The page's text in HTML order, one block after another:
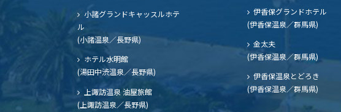
小諸グランドキャッスルホテ
ル
(小諸温泉／長野県)
ホテル水明館
(湯田中渋温泉／長野県)
上諏訪温泉 油屋旅館
(上諏訪温泉／長野県)
伊香保グランドホテル
(伊香保温泉／群馬県)
金太夫
(伊香保温泉／群馬県)
伊香保温泉とどろき
(伊香保温泉／群馬県)